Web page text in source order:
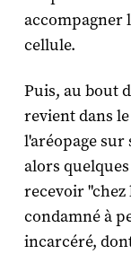
accompagner
cellule.
Puis, au bout
revient dans
l'aréopage sur
alors
recevoir
condamné à
incarcéré,